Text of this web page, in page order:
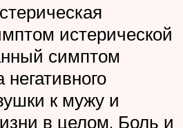
истерической
симптом
к мужу и
в целом. Боль и